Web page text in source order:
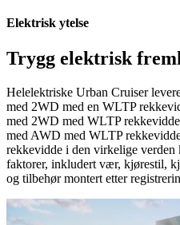
Elektrisk ytelse
Trygg elektrisk
Helelektriske Urban Cruiser
med 2WD med en WLTP
med 2WD med WLTP
med AWD med WLTP
rekkevidde i den virkelige verden
faktorer, inkludert vær, kjørestil,
og tilbehør montert etter